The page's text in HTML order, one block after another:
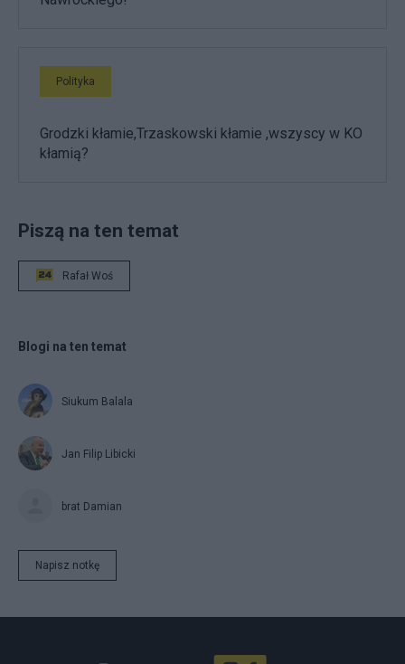
Polityka
Grodzki kłamie,Trzaskowski kłamie ,wszyscy w KO
kłamią?
Piszą na ten temat
Rafał Woś
Blogi na ten temat
Siukum Balala
Jan Filip Libicki
brat Damian
Napisz notkę